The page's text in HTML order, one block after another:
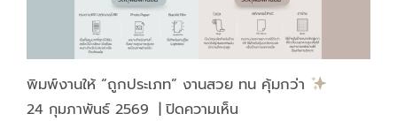
พิมพ์งานให้ “ถูกประเภท” งานสวย ทน คุ้มกว่า
24 กุมภาพันธ์ 2569 | ปิดความเห็นบน